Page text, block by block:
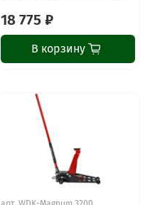
18 775 ₽
В корзину